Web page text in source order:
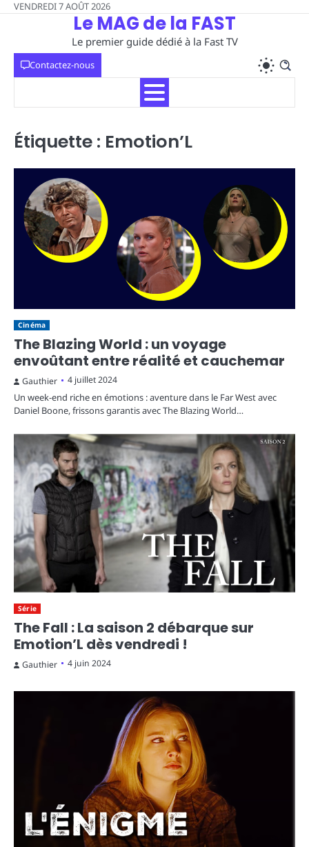
SkipVENDREDI 7 AOÛT 2026
Contactez-nous
Le MAG de la FAST
Le premier guide dédié à la Fast TV
Étiquette : Emotion’L
Cinéma
The Blazing World : un voyage
envoûtant entre réalité et cauchemar
Gauthier 4 juillet 2024
Un week-end riche en émotions : aventure dans le Far West avec
Daniel Boone, frissons garantis avec The Blazing World…
Série
The Fall : La saison 2 débarque sur
Emotion’L dès vendredi !
Gauthier 4 juin 2024